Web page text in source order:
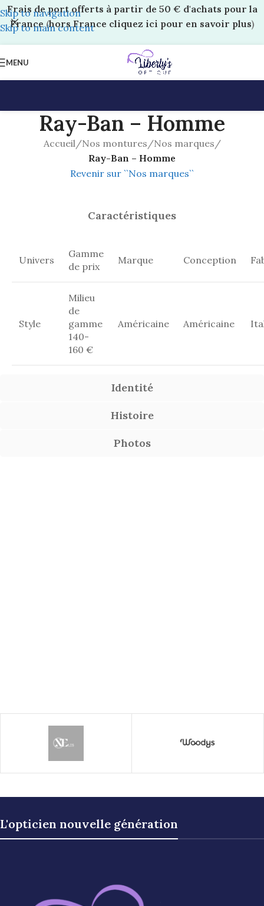
Skip to navigation
Skip to main content
Frais de port offerts à partir de 50 € d'achats pour la
France(hors France cliquez ici pour en savoir plus)
MENU
Ray-Ban – Homme
Accueil/Nos montures /Nos marques /
Ray-Ban – Homme
Revenir sur ``Nos marques``
Caractéristiques
Univers
Gamme
de prix
Marque Conception
Style
Milieu
de
gamme
140-
160 €
Américaine Américaine
Identité
Histoire
Photos
L'opticien nouvelle génération